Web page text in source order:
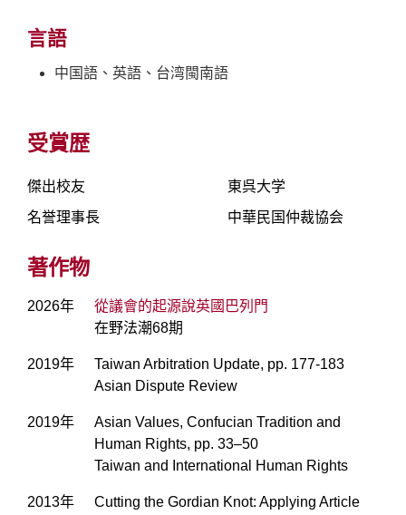
言語
中国語、英語、台湾閩南語
受賞歴
傑出校友
東呉大学
名誉理事長
中華民国仲裁協会
著作物
2026年
從議會的起源說英國巴列門
在野法潮68期
2019年
Taiwan Arbitration Update, pp. 177-183
Asian Dispute Review
2019年
Asian Values, Confucian Tradition and
Human Rights, pp. 33–50
Taiwan and International Human Rights
2013年
Cutting the Gordian Knot: Applying Article